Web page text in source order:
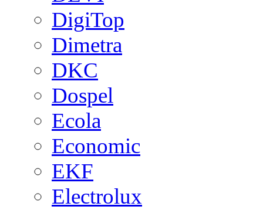
DigiTop
Dimetra
DKC
Dospel
Ecola
Economic
EKF
Electrolux